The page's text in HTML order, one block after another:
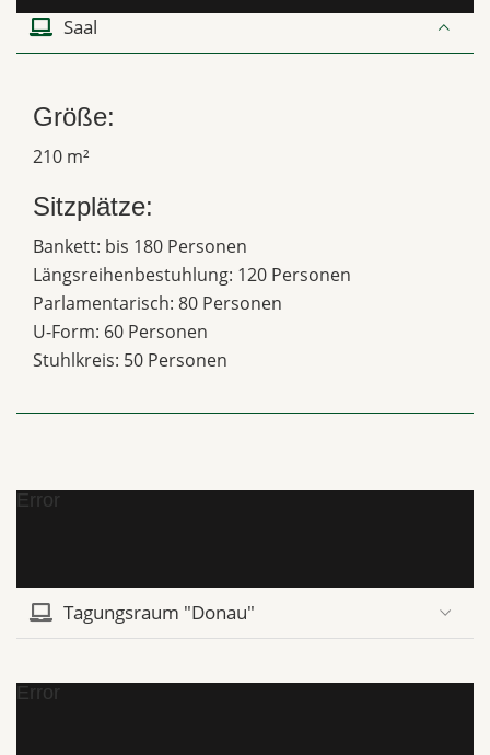
Saal
Größe:
210 m²
Sitzplätze:
Bankett: bis 180 Personen
Längsreihenbestuhlung: 120 Personen
Parlamentarisch: 80 Personen
U-Form: 60 Personen
Stuhlkreis: 50 Personen
Error
Tagungsraum "Donau"
Error